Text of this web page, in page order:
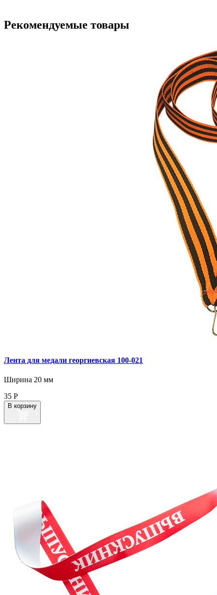
Рекомендуемые товары
Лента для медали георгиевская 100‑021
Ширина 20 мм
35 Р
В корзину